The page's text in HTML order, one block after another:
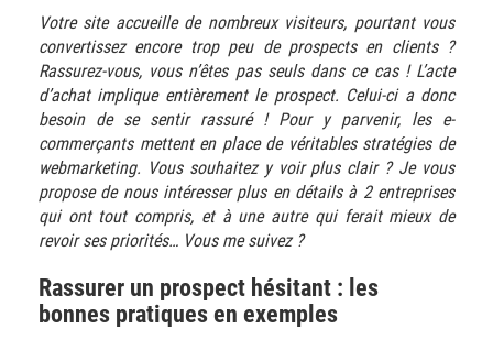
Votre site accueille de nombreux visiteurs, pourtant vous
convertissez encore trop peu de prospects en clients ?
Rassurez-vous, vous n’êtes pas seuls dans ce cas ! L’acte
d’achat implique entièrement le prospect. Celui-ci a donc
besoin de se sentir rassuré ! Pour y parvenir, les e-
commerçants mettent en place de véritables stratégies de
webmarketing. Vous souhaitez y voir plus clair ? Je vous
propose de nous intéresser plus en détails à 2 entreprises
qui ont tout compris, et à une autre qui ferait mieux de
revoir ses priorités… Vous me suivez ?
Rassurer un prospect hésitant : les
bonnes pratiques en exemples